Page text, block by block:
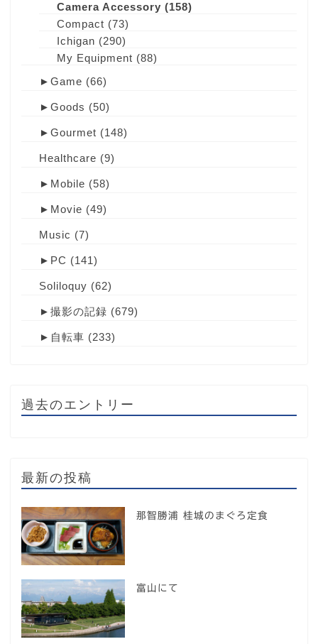
Camera Accessory (158)
Compact (73)
Ichigan (290)
My Equipment (88)
► Game (66)
► Goods (50)
► Gourmet (148)
Healthcare (9)
► Mobile (58)
► Movie (49)
Music (7)
► PC (141)
Soliloquy (62)
► 撮影の記録 (679)
► 自転車 (233)
過去のエントリー
最新の投稿
那智勝浦 桂城のまぐろ定食
富山にて